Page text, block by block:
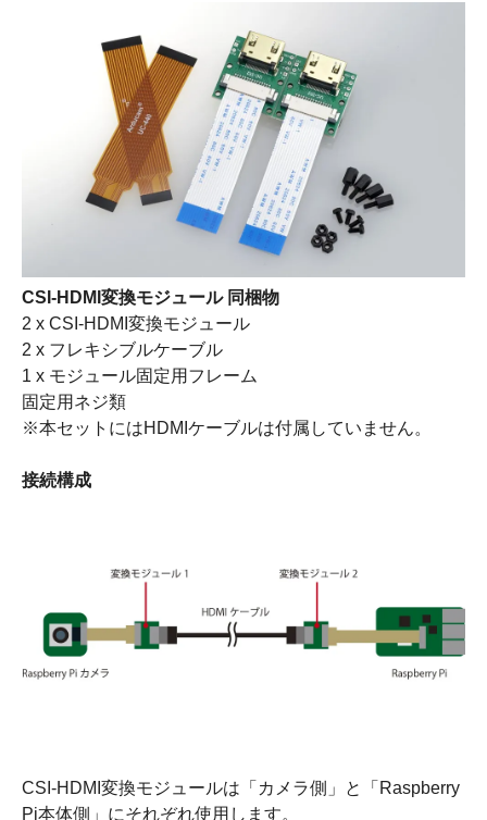
CSI-HDMI変換モジュール 同梱物
2 x CSI-HDMI変換モジュール
2 x フレキシブルケーブル
1 x モジュール固定用フレーム
固定用ネジ類
※本セットにはHDMIケーブルは付属していません。
接続構成
CSI-HDMI変換モジュールは「カメラ側」と「Raspberry
Pi本体側」にそれぞれ使用します。